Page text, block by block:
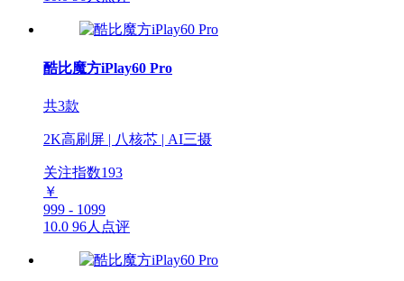
酷比魔方iPlay60 Pro
共3款
2K高刷屏 | 八核芯 | AI三摄
关注指数193
￥
999 - 1099
10.0 96人点评